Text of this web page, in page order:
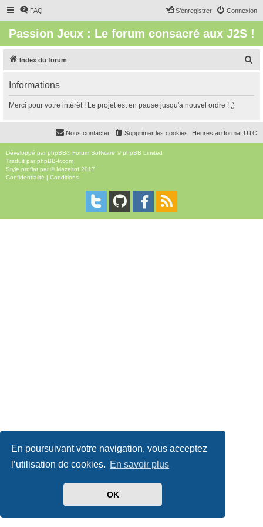
En poursuivant votre navigation, vous acceptez
l’utilisation de cookies. En savoir plus
OK
FAQ Connexion
S’enregistrer
Passion Jeux : Le forum consacré aux J2S !
Index du forum
r
c
Informations
Merci pour votre intérêt ! Le projet est en pause jusqu'à nouvel ordre ! ;)
Heures au format UTC
Supprimer les cookies
Nous contacter
Développé par phpBB® Forum Software © phpBB Limited
Traduit par phpBB-fr.com
Style proflat par © Mazeltof 2017
Confidentialité | Conditions